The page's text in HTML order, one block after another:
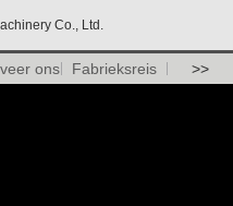
Co., Ltd.
ons Fabrieksreis >>